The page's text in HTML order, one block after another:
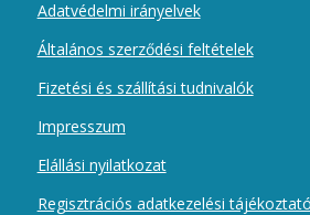
Adatvédelmi irányelvek
Általános szerződési feltételek
Fizetési és szállítási tudnivalók
Impresszum
Elállási nyilatkozat
Regisztrációs adatkezelési tájékoztató